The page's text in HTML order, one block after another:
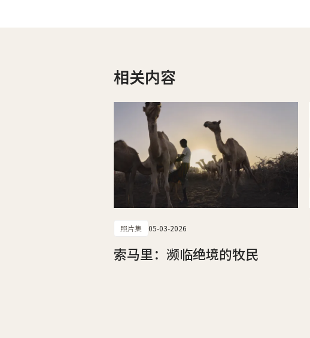
相关内容
照片集 05-03-2026
索马里：濒临绝境的牧民